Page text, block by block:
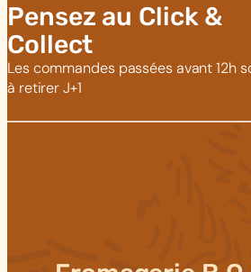
Pensez au Click &
Collect
Les commandes passées avant 12h
à retirer J+1